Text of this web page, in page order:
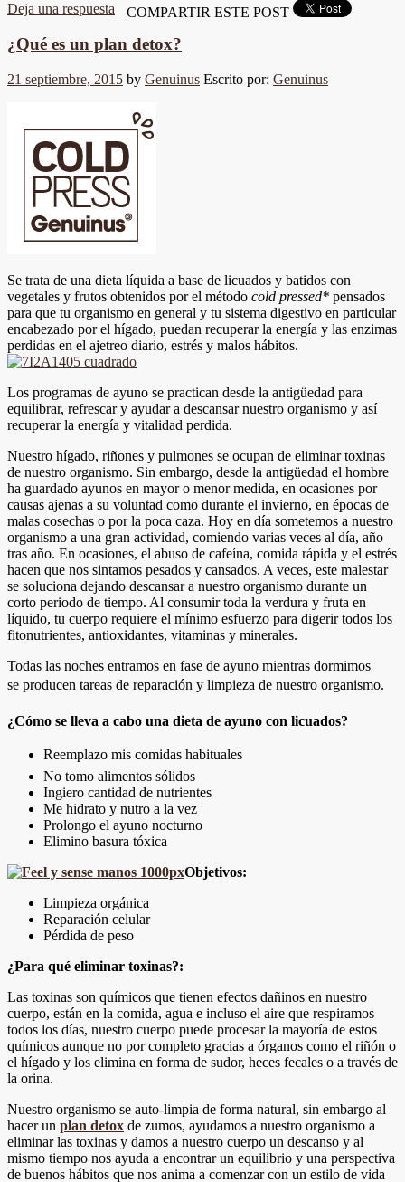
Deja una respuesta COMPARTIR ESTE POST
¿Qué es un plan detox?
21 septiembre, 2015 by Genuinus Escrito por: Genuinus
Se trata de una dieta líquida a base de licuados y batidos con
vegetales y frutos obtenidos por el método cold pressed* pensados
para que tu organismo en general y tu sistema digestivo en particular
encabezado por el hígado, puedan recuperar la energía y las enzimas
perdidas en el ajetreo diario, estrés y malos hábitos.
Los programas de ayuno se practican desde la antigüedad para
equilibrar, refrescar y ayudar a descansar nuestro organismo y así
recuperar la energía y vitalidad perdida.
Nuestro hígado, riñones y pulmones se ocupan de eliminar toxinas
de nuestro organismo. Sin embargo, desde la antigüedad el hombre
ha guardado ayunos en mayor o menor medida, en ocasiones por
causas ajenas a su voluntad como durante el invierno, en épocas de
malas cosechas o por la poca caza. Hoy en día sometemos a nuestro
organismo a una gran actividad, comiendo varias veces al día, año
tras año. En ocasiones, el abuso de cafeína, comida rápida y el estrés
hacen que nos sintamos pesados y cansados. A veces, este malestar
se soluciona dejando descansar a nuestro organismo durante un
corto periodo de tiempo. Al consumir toda la verdura y fruta en
líquido, tu cuerpo requiere el mínimo esfuerzo para digerir todos los
fitonutrientes, antioxidantes, vitaminas y minerales.
Todas las noches entramos en fase de ayuno mientras dormimos
se producen tareas de reparación y limpieza de nuestro organismo.
¿Cómo se lleva a cabo una dieta de ayuno con licuados?
Reemplazo mis comidas habituales
No tomo alimentos sólidos
Ingiero cantidad de nutrientes
Me hidrato y nutro a la vez
Prolongo el ayuno nocturno
Elimino basura tóxica
Objetivos:
Limpieza orgánica
Reparación celular
Pérdida de peso
¿Para qué eliminar toxinas?:
Las toxinas son químicos que tienen efectos dañinos en nuestro
cuerpo, están en la comida, agua e incluso el aire que respiramos
todos los días, nuestro cuerpo puede procesar la mayoría de estos
químicos aunque no por completo gracias a órganos como el riñón o
el hígado y los elimina en forma de sudor, heces fecales o a través de
la orina.
Nuestro organismo se auto-limpia de forma natural, sin embargo al
hacer un plan detox de zumos, ayudamos a nuestro organismo a
eliminar las toxinas y damos a nuestro cuerpo un descanso y al
mismo tiempo nos ayuda a encontrar un equilibrio y una perspectiva
de buenos hábitos que nos anima a comenzar con un estilo de vida